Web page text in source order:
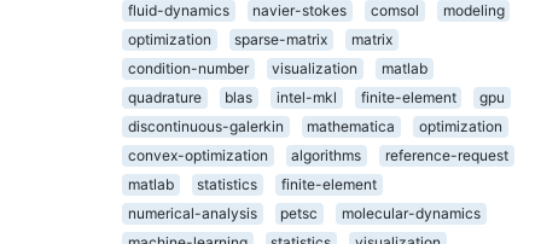
fluid-dynamics
navier-stokes comsol
modeling
optimization
sparse-matrix
matrix
condition-number
visualization
matlab
quadrature
blas intel-mkl finite-element
gpu
discontinuous-galerkin
mathematica
optimization
convex-optimization
algorithms
reference-request
matlab
statistics
finite-element
numerical-analysis
petsc
molecular-dynamics